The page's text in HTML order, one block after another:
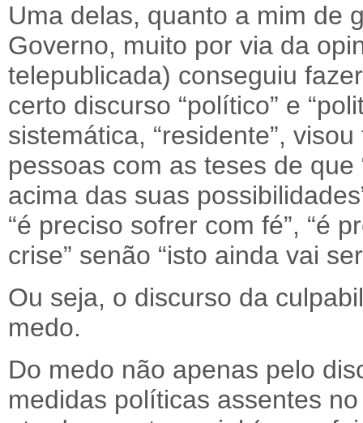
Uma delas, quanto a mim de
Governo, muito por via da
telepublicada) conseguiu
certo discurso “político” e
sistemática, “residente”,
pessoas com as teses de que
acima das suas
“é preciso sofrer com fé”, “é
crise” senão “isto ainda vai
Ou seja, o discurso da
medo.
Do medo não apenas pelo
medidas políticas assentes